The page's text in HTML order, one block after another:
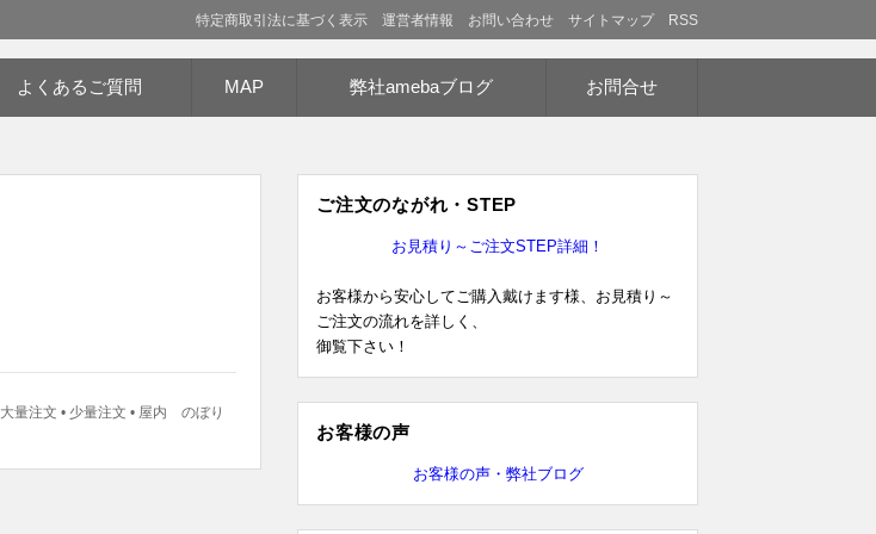
特定商取引法に基づく表示 運営者情報 お問い合わせ サイトマップ RSS
よくあるご質問 MAP 弊社amebaブログ お問合せ
大量注文 • 少量注文 • 屋内 のぼり
ご注文のながれ・STEP
お見積り～ご注文STEP詳細！
お客様から安心してご購入戴けます様、お見積り～
ご注文の流れを詳しく、
御覧下さい！
お客様の声
お客様の声・弊社ブログ